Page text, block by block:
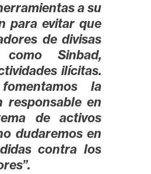
a su
para evitar que
de divisas
como Sinbad,
ilícitas.
la
responsable en
de activos
dudaremos en
contra los